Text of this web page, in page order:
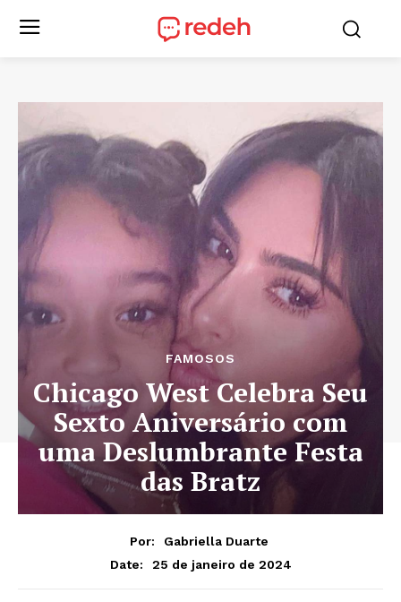
FAMOSOS
Chicago West Celebra Seu
Sexto Aniversário com
uma Deslumbrante Festa
das Bratz
Por:
Gabriella Duarte
Date:
25 de janeiro de 2024